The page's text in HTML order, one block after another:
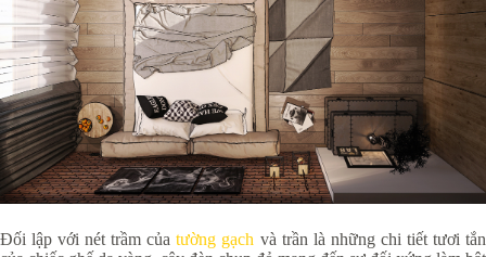
Đối lập với nét trầm củatường gạch và trần là những chi tiết tươi tắn